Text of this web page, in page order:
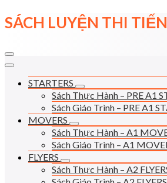
Skip
to
SÁCH LUYỆN THI
STARTERS
Sách Thực Hành – PRE A1
Sách Giáo Trình – PRE A1
MOVERS
Sách Thực Hành – A1
Sách Giáo Trình – A1
FLYERS
Sách Thực Hành – A2